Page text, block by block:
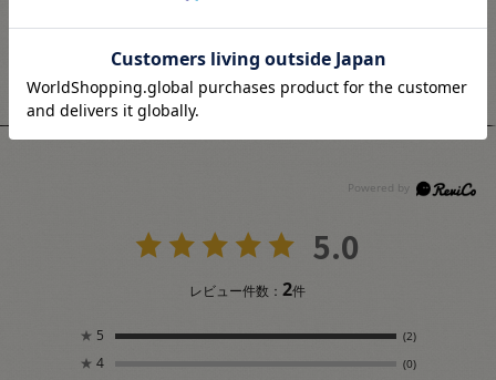
ユーザーレビュー
5.0
レビュー件数：2件
★ 5 (2)
★ 4 (0)